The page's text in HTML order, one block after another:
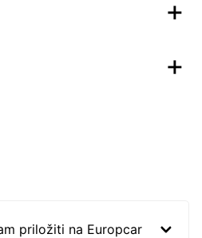
priložiti na Europcar